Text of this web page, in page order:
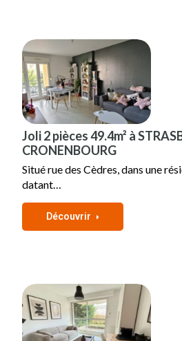
Joli 2 pièces 49.4m² à
CRONENBOURG
Situé rue des Cèdres, dans une
datant…
Découvrir